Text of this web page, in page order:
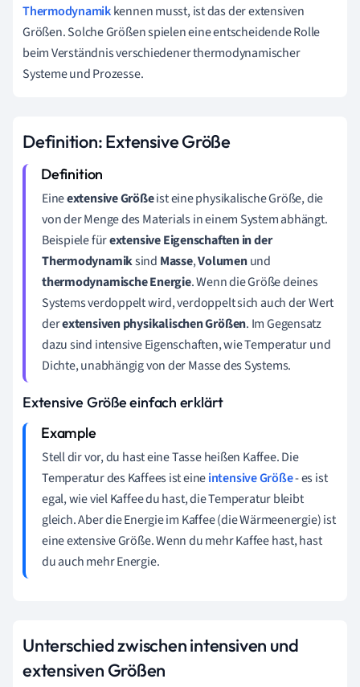
Thermodynamikkennen musst, ist das der extensiven
Größen. Solche Größen spielen eine entscheidende Rolle
beim Verständnis verschiedener thermodynamischer
Systeme und Prozesse.
Definition: Extensive Größe
Eineextensive Größeist eine physikalische Größe, die
von der Menge des Materials in einem System abhängt.
Beispiele fürextensive Eigenschaften in der
Thermodynamiksind Masse,Volumenund
thermodynamische Energie. Wenn die Größe deines
Systems verdoppelt wird, verdoppelt sich auch der Wert
derextensiven physikalischen Größen. Im Gegensatz
dazu sind intensive Eigenschaften, wie Temperatur und
Dichte, unabhängig von der Masse des Systems.
Extensive Größe einfach erklärt
Stell dir vor, du hast eine Tasse heißen Kaffee. Die
Temperatur des Kaffees ist eineintensive Größe- es ist
egal, wie viel Kaffee du hast, die Temperatur bleibt
gleich. Aber die Energie im Kaffee (die Wärmeenergie) ist
eine extensive Größe. Wenn du mehr Kaffee hast, hast
du auch mehr Energie.
Unterschied zwischen intensiven und
extensiven Größen